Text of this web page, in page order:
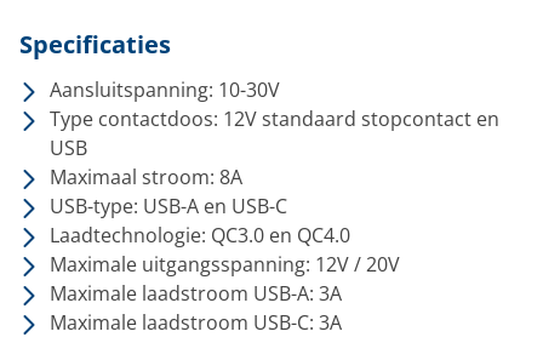
Specificaties
Aansluitspanning: 10-30V
Type contactdoos: 12V standaard stopcontact en
USB
Maximaal stroom: 8A
USB-type: USB-A en USB-C
Laadtechnologie: QC3.0 en QC4.0
Maximale uitgangsspanning: 12V / 20V
Maximale laadstroom USB-A: 3A
Maximale laadstroom USB-C: 3A